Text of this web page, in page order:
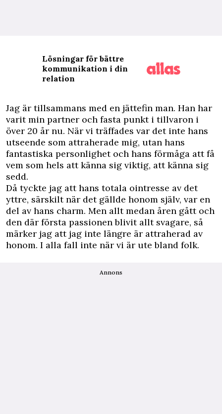
Lösningar för bättre
kommunikation i din
relation
Jag är tillsammans med en jättefin man. Han har
varit min partner och fasta punkt i tillvaron i
över 20 år nu. När vi träffades var det inte hans
utseende som attraherade mig, utan hans
fantastiska personlighet och hans förmåga att få
vem som hels att känna sig viktig, att känna sig
sedd.
Då tyckte jag att hans totala ointresse av det
yttre, särskilt när det gällde honom själv, var en
del av hans charm. Men allt medan åren gått och
den där första passionen blivit allt svagare, så
märker jag att jag inte längre är attraherad av
honom. I alla fall inte när vi är ute bland folk.
Annons